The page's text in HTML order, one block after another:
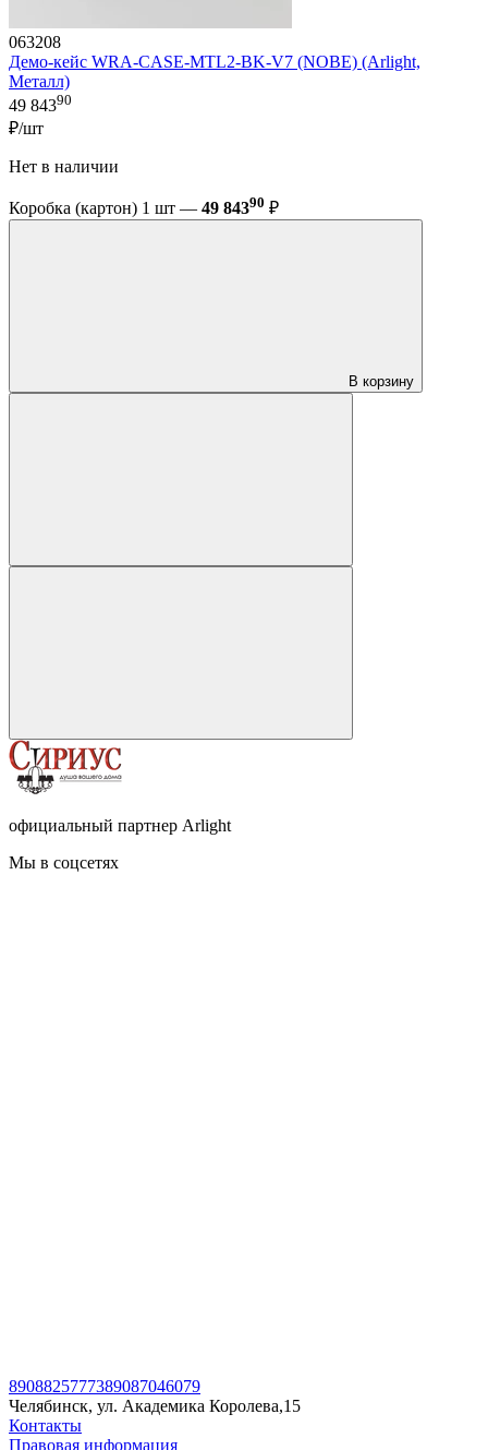
063208
Демо-кейс WRA-CASE-MTL2-BK-V7 (NOBE) (Arlight,
Металл)
49 84390
₽/шт
Нет в наличии
Коробка (картон) 1 шт — 49 84390 ₽
В корзину
официальный партнер Arlight
Мы в соцсетях
8908825777389087046079
Челябинск, ул. Академика Королева,15
Контакты
Правовая информация